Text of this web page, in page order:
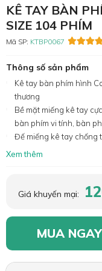
KÊ TAY BÀN
SIZE 104 PHÍM
Mã SP: KTBP0067
Thông số sản phẩm
Kê tay bàn phím hình
thương
Bề mặt miếng kê tay
bàn phím vi tính, bàn
Đế miếng kê tay chống
Xem thêm
Giá khuyến mại:
MUA NGAY